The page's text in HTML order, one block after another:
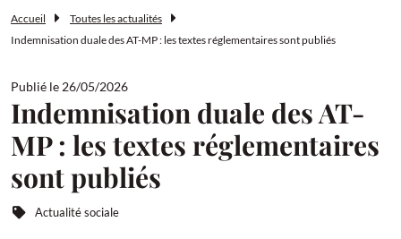
Accueil
Toutes les actualités
Indemnisation duale des AT-MP : les textes réglementaires sont publiés
Indemnisation duale des AT-
MP : les textes réglementaires
sont publiés
Publié le 26/05/2026
Actualité sociale